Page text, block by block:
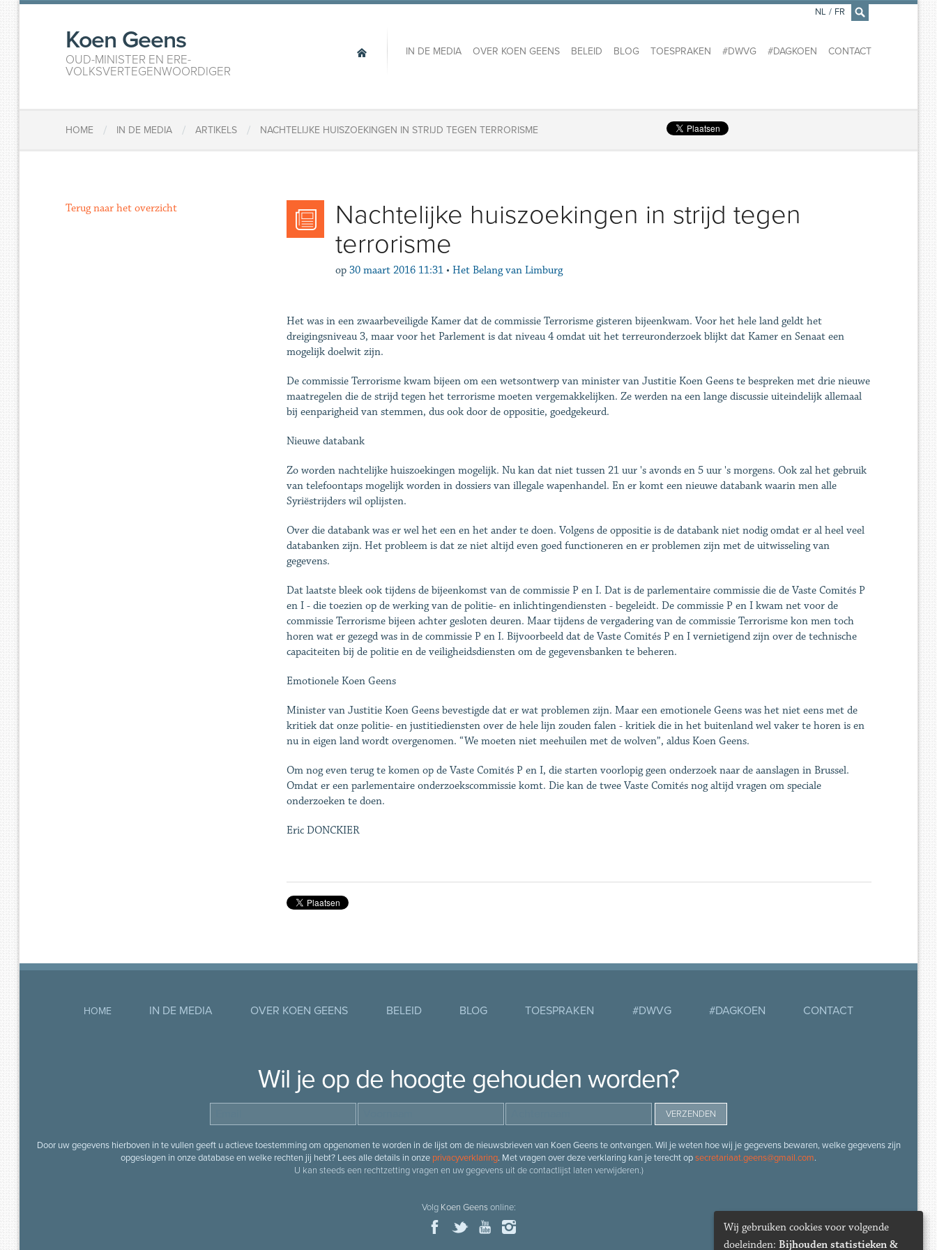
×
Koen Geens
OUD-MINISTER EN ERE-
VOLKSVERTEGENWOORDIGER
IN DE MEDIA OVER KOEN GEENS BELEID BLOG TOESPRAKEN #DWVG #DAGKOEN CONTACT
NL / FR
HOME / IN DE MEDIA / ARTIKELS / NACHTELIJKE HUISZOEKINGEN IN STRIJD TEGEN TERRORISME
Nachtelijke huiszoekingen in strijd tegen
terrorisme
op 30 maart 2016 11:31 • Het Belang van Limburg
Het was in een zwaarbeveiligde Kamer dat de commissie Terrorisme gisteren bijeenkwam. Voor het hele land geldt het
dreigingsniveau 3, maar voor het Parlement is dat niveau 4 omdat uit het terreuronderzoek blijkt dat Kamer en Senaat een
mogelijk doelwit zijn.
De commissie Terrorisme kwam bijeen om een wetsontwerp van minister van Justitie Koen Geens te bespreken met drie nieuwe
maatregelen die de strijd tegen het terrorisme moeten vergemakkelijken. Ze werden na een lange discussie uiteindelijk allemaal
bij eenparigheid van stemmen, dus ook door de oppositie, goedgekeurd.
Nieuwe databank
Zo worden nachtelijke huiszoekingen mogelijk. Nu kan dat niet tussen 21 uur 's avonds en 5 uur 's morgens. Ook zal het gebruik
van telefoontaps mogelijk worden in dossiers van illegale wapenhandel. En er komt een nieuwe databank waarin men alle
Syriëstrijders wil oplijsten.
Over die databank was er wel het een en het ander te doen. Volgens de oppositie is de databank niet nodig omdat er al heel veel
databanken zijn. Het probleem is dat ze niet altijd even goed functioneren en er problemen zijn met de uitwisseling van
gegevens.
Dat laatste bleek ook tijdens de bijeenkomst van de commissie P en I. Dat is de parlementaire commissie die de Vaste Comités P
en I - die toezien op de werking van de politie- en inlichtingendiensten - begeleidt. De commissie P en I kwam net voor de
commissie Terrorisme bijeen achter gesloten deuren. Maar tijdens de vergadering van de commissie Terrorisme kon men toch
horen wat er gezegd was in de commissie P en I. Bijvoorbeeld dat de Vaste Comités P en I vernietigend zijn over de technische
capaciteiten bij de politie en de veiligheidsdiensten om de gegevensbanken te beheren.
Emotionele Koen Geens
Minister van Justitie Koen Geens bevestigde dat er wat problemen zijn. Maar een emotionele Geens was het niet eens met de
kritiek dat onze politie- en justitiediensten over de hele lijn zouden falen - kritiek die in het buitenland wel vaker te horen is en
nu in eigen land wordt overgenomen. “We moeten niet meehuilen met de wolven”, aldus Koen Geens.
Om nog even terug te komen op de Vaste Comités P en I, die starten voorlopig geen onderzoek naar de aanslagen in Brussel.
Omdat er een parlementaire onderzoekscommissie komt. Die kan de twee Vaste Comités nog altijd vragen om speciale
onderzoeken te doen.
Eric DONCKIER
Terug naar het overzicht
HOME IN DE MEDIA OVER KOEN GEENS BELEID BLOG TOESPRAKEN #DWVG #DAGKOEN CONTACT
Wil je op de hoogte gehouden worden?
Door uw gegevens hierboven in te vullen geeft u actieve toestemming om opgenomen te worden in de lijst om de nieuwsbrieven van Koen Geens te ontvangen. Wil je weten hoe wij je gegevens bewaren, welke gegevens zijn
opgeslagen in onze database en welke rechten jij hebt? Lees alle details in onze privacyverklaring. Met vragen over deze verklaring kan je terecht opsecretariaat.geens@gmail.com.
U kan steeds een rechtzetting vragen en uw gegevens uit de contactlijst laten verwijderen.)
Volg Koen Geensonline:
Wij gebruiken cookies voor volgende
doeleinden: Bijhouden statistieken &